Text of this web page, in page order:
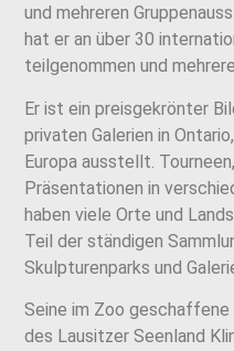
und mehreren
hat er an über 30
teilgenommen und
Er ist ein preisgekrönter
privaten Galerien in
Europa ausstellt.
Präsentationen in
haben viele Orte und
Teil der ständigen
Skulpturenparks und
Seine im Zoo
des Lausitzer Seenland